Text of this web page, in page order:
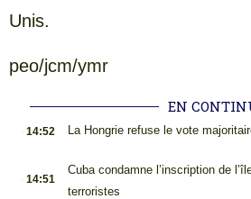
Unis.
peo/jcm/ymr
EN
14:52 La Hongrie refuse le vote
14:51
Cuba condamne l’inscription de
terroristes